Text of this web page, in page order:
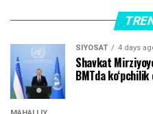
SIYOSAT 4 days
Shavkat
BMTda